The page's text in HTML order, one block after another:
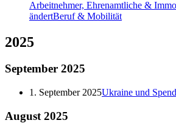
Arbeitnehmer, Ehrenamtliche &
ändertBeruf & Mobilität
2025
September 2025
1. September 2025Ukraine und
August 2025